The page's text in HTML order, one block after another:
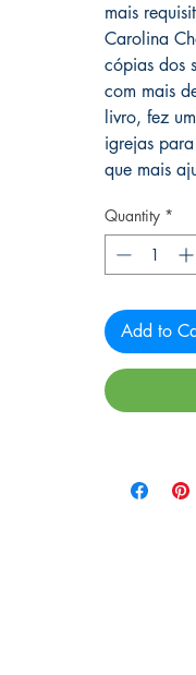
mais
Carolina
cópias dos
com mais
livro, fez
igrejas
que mais
Quantity *
Add to